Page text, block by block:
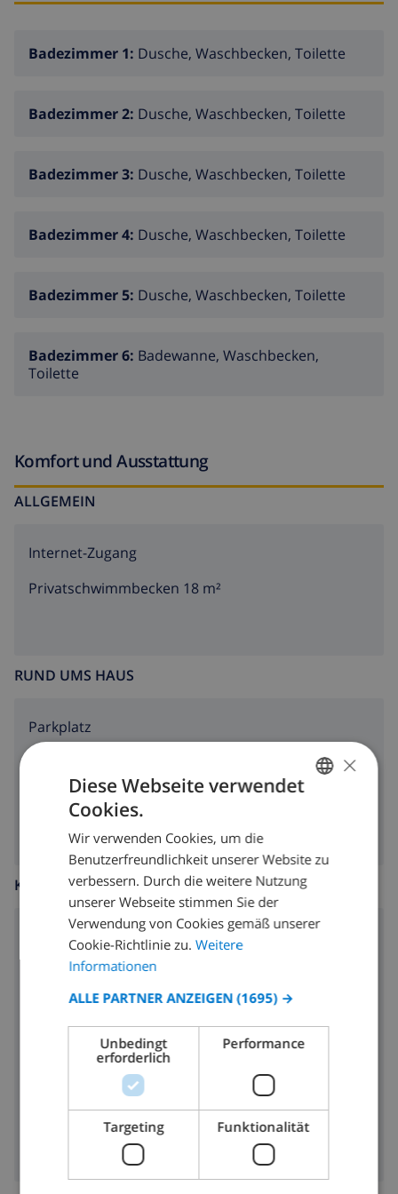
Badezimmer 1: Dusche, Waschbecken, Toilette
Badezimmer 2: Dusche, Waschbecken, Toilette
Badezimmer 3: Dusche, Waschbecken, Toilette
Badezimmer 4: Dusche, Waschbecken, Toilette
Badezimmer 5: Dusche, Waschbecken, Toilette
Badezimmer 6: Badewanne, Waschbecken,
Toilette
Komfort und Ausstattung
ALLGEMEIN
Internet-Zugang
Privatschwimmbecken 18 m²
RUND UMS HAUS
Parkplatz
KÜCHE
Herd mit 4 Kochplatten
Backofen
Mikrowelle
Kühlschrank
Geschirrspülmaschine
Waschmaschine
DUTCH
SPANISH
GERMAN
ITALIAN
DANISH
×
Diese Webseite verwendet
Cookies.
Wir verwenden Cookies, um die
Benutzerfreundlichkeit unserer Website zu
verbessern. Durch die weitere Nutzung
unserer Webseite stimmen Sie der
Verwendung von Cookies gemäß unserer
Cookie-Richtlinie zu. Weitere
Informationen
ALLE PARTNER ANZEIGEN (1695) →
Unbedingt
erforderlich
Performance
Targeting Funktionalität